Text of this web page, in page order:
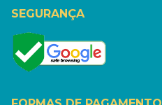
SEGURANÇA